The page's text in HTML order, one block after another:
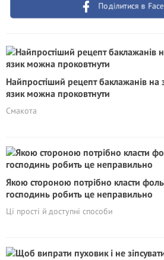
Поділитися в
Найпростіший рецепт баклажанів
язик можна проковтнути
Смакота
Якою стороною потрібно класти
господинь робить це неправильно
Ці прості й доступні способи